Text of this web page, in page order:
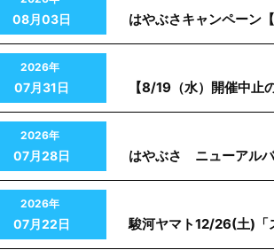
08月03日 はやぶさキャンペーン
2026年
07月31日 【8/19（水）開催中
2026年
07月28日 はやぶさ ニューアル
2026年
07月22日 駿河ヤマト12/26(土)「